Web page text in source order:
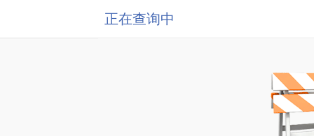
正在查询中